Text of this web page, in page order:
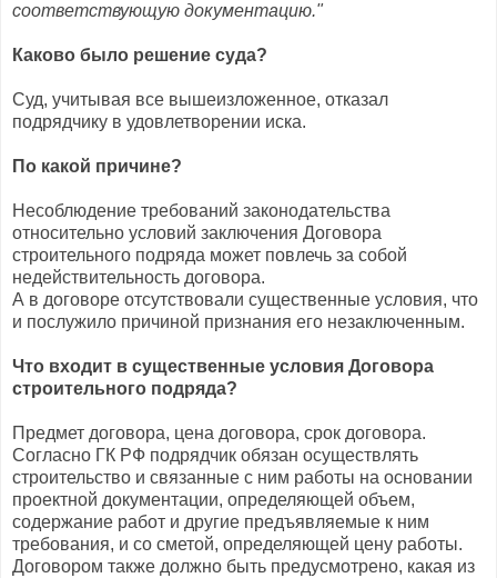
соответствующую документацию."
Каково было решение суда?
Суд, учитывая все вышеизложенное, отказал
подрядчику в удовлетворении иска.
По какой причине?
Несоблюдение требований законодательства
относительно условий заключения Договора
строительного подряда может повлечь за собой
недействительность договора.
А в договоре отсутствовали существенные условия, что
и послужило причиной признания его незаключенным.
Что входит в существенные условия Договора
строительного подряда?
Предмет договора, цена договора, срок договора.
Согласно ГК РФ подрядчик обязан осуществлять
строительство и связанные с ним работы на основании
проектной документации, определяющей объем,
содержание работ и другие предъявляемые к ним
требования, и со сметой, определяющей цену работы.
Договором также должно быть предусмотрено, какая из